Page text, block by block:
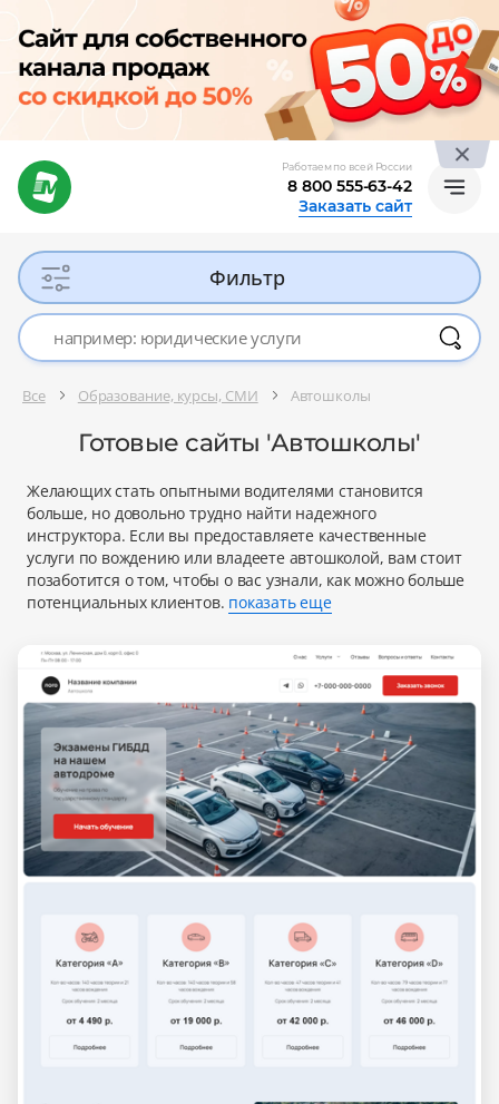
Работаем по всей России
8 800 555-63-42
Заказать сайт
Фильтр
Все Образование, курсы, СМИ Автошколы
Готовые сайты 'Автошколы'
Желающих стать опытными водителями становится
больше, но довольно трудно найти надежного
инструктора. Если вы предоставляете качественные
услуги по вождению или владеете автошколой, вам стоит
позаботится о том, чтобы о вас узнали, как можно больше
потенциальных клиентов. показать еще